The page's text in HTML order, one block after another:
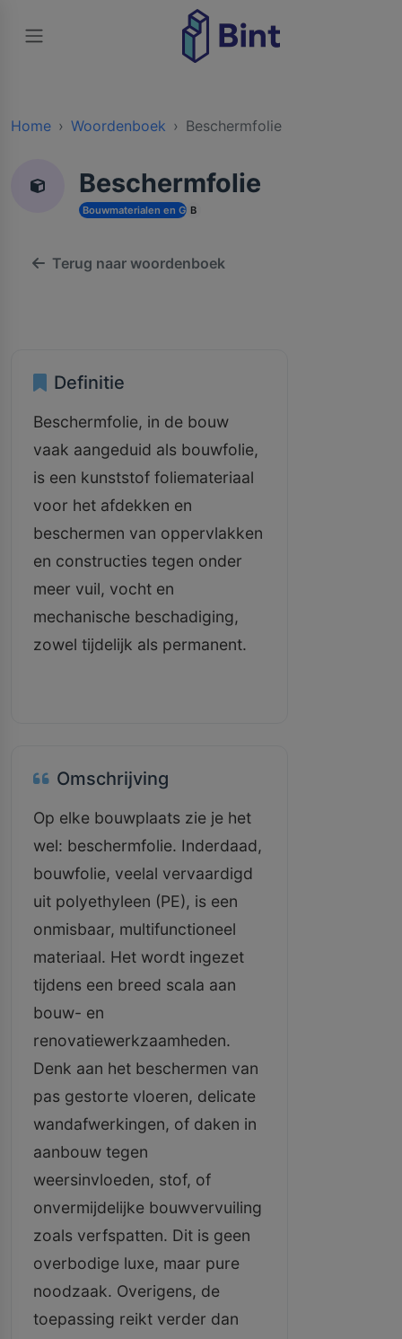
Home Woordenboek Beschermfolie
Beschermfolie
Bouwmaterialen en Grondstoffen
B
Terug naar woordenboek
Definitie
Beschermfolie, in de bouw
vaak aangeduid als bouwfolie,
is een kunststof foliemateriaal
voor het afdekken en
beschermen van oppervlakken
en constructies tegen onder
meer vuil, vocht en
mechanische beschadiging,
zowel tijdelijk als permanent.
Omschrijving
Op elke bouwplaats zie je het
wel: beschermfolie. Inderdaad,
bouwfolie, veelal vervaardigd
uit polyethyleen (PE), is een
onmisbaar, multifunctioneel
materiaal. Het wordt ingezet
tijdens een breed scala aan
bouw- en
renovatiewerkzaamheden.
Denk aan het beschermen van
pas gestorte vloeren, delicate
wandafwerkingen, of daken in
aanbouw tegen
weersinvloeden, stof, of
onvermijdelijke bouwvervuiling
zoals verfspatten. Dit is geen
overbodige luxe, maar pure
noodzaak. Overigens, de
toepassing reikt verder dan